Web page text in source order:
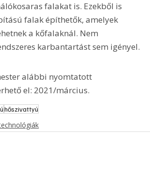
falakat is. Ezekből is
falak építhetők, amelyek
a kőfalaknál. Nem
karbantartást sem igényel.
alábbi nyomtatott
el: 2021/március.
hőszivattyú